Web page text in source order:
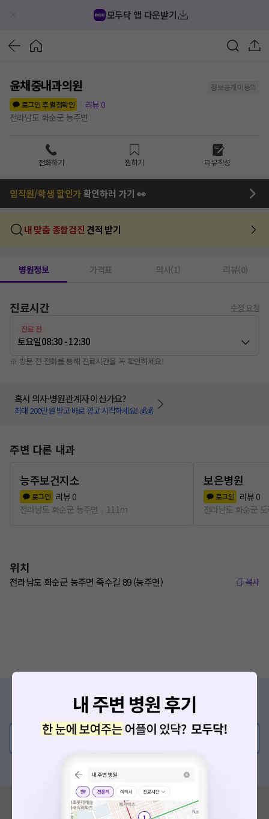
모두닥 앱 다운받기
윤채중내과의원
정보공개 미동의
로그인 후 별점확인
리뷰 0
전라남도 화순군 능주면
전화하기 찜하기 리뷰작성
임직원/학생 할인가확인하러 가기 👀
내 맞춤 종합검진 견적 받기
병원정보 가격표 의사(1) 리뷰(0)
진료시간 수정 요청
진료 전
토요일08:30 - 12:30
※ 방문 전 전화를 통해 진료시간을 꼭 확인하세요!
혹시 의사·병원관계자 이신가요?
최대 200만원 받고 바로 광고 시작하세요! 💰💰
주변 다른 내과
능주보건지소
로그인 리뷰 0
전라남도 화순군 능주면
111m
보은병원
로그인 리뷰 0
전라남도 화순군
위치
전라남도 화순군 능주면 죽수길 89 (능주면) 복사
증상/치료, 궁금한 점이 있나요?
의사가 직접 답해드려요!
💬 무엇이든 물어보세요
혹시 잘못된 병원정보가 있나요?
모두닥 팀에 알려주세요!